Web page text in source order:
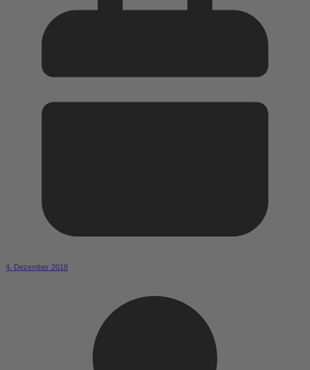
4. Dezember 2018